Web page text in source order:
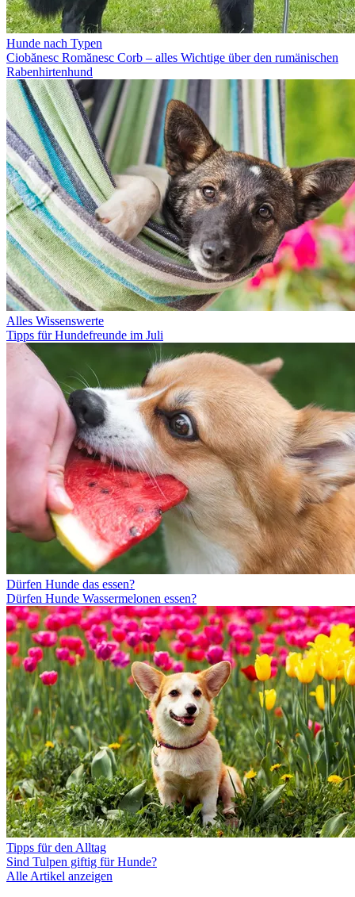
Hunde nach Typen
Ciobănesc Romănesc Corb – alles Wichtige über den rumänischen
Rabenhirtenhund
Alles Wissenswerte
Tipps für Hundefreunde im Juli
Dürfen Hunde das essen?
Dürfen Hunde Wassermelonen essen?
Tipps für den Alltag
Sind Tulpen giftig für Hunde?
Alle Artikel anzeigen